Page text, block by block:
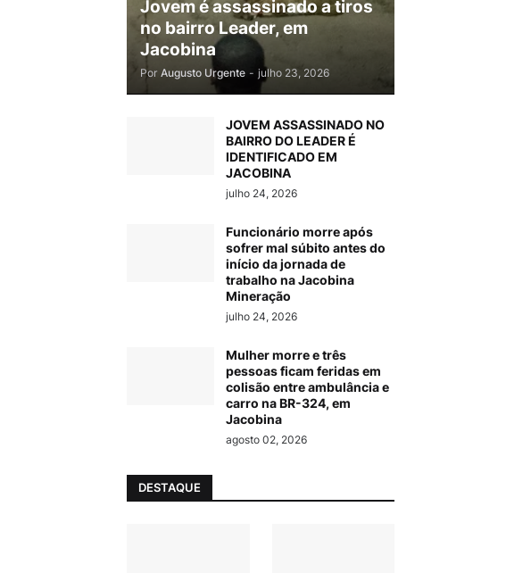
Jovem é assassinado a tiros
no bairro Leader, em
Jacobina
Por Augusto Urgente - julho 23, 2026
JOVEM ASSASSINADO NO
BAIRRO DO LEADER É
IDENTIFICADO EM
JACOBINA
julho 24, 2026
Funcionário morre após
sofrer mal súbito antes do
início da jornada de
trabalho na Jacobina
Mineração
julho 24, 2026
Mulher morre e três
pessoas ficam feridas em
colisão entre ambulância e
carro na BR-324, em
Jacobina
agosto 02, 2026
DESTAQUE